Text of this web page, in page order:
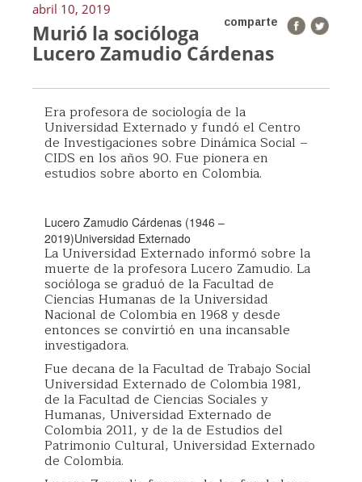
abril 10, 2019
comparte
Murió la socióloga
Lucero Zamudio Cárdenas
Era profesora de sociología de la
Universidad Externado y fundó el Centro
de Investigaciones sobre Dinámica Social –
CIDS en los años 90. Fue pionera en
estudios sobre aborto en Colombia.
Lucero Zamudio Cárdenas (1946 –
2019)Universidad Externado
La Universidad Externado informó sobre la
muerte de la profesora Lucero Zamudio. La
socióloga se graduó de la Facultad de
Ciencias Humanas de la Universidad
Nacional de Colombia en 1968 y desde
entonces se convirtió en una incansable
investigadora.
Fue decana de la Facultad de Trabajo Social
Universidad Externado de Colombia 1981,
de la Facultad de Ciencias Sociales y
Humanas, Universidad Externado de
Colombia 2011, y de la de Estudios del
Patrimonio Cultural, Universidad Externado
de Colombia.